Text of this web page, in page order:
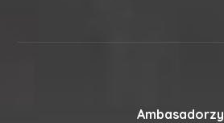
Ambasadorzy